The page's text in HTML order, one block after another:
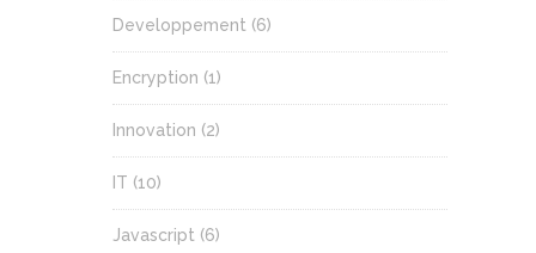
Developpement (6)
Encryption (1)
Innovation (2)
IT (10)
Javascript (6)